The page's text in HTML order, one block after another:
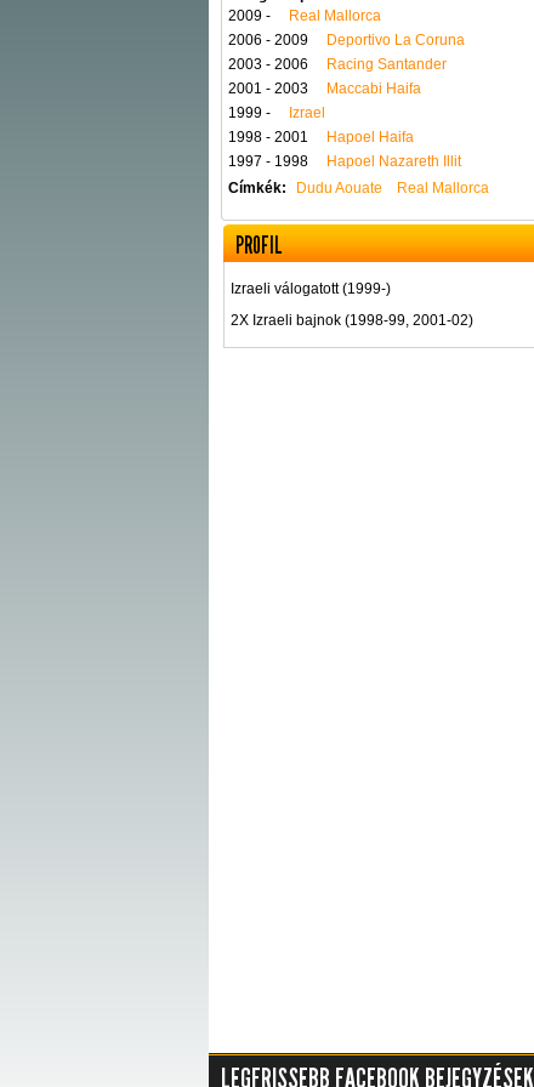
2009 -
Real Mallorca
2006 - 2009
Deportivo La Coruna
2003 - 2006
Racing Santander
2001 - 2003
Maccabi Haifa
1999 -
Izrael
1998 - 2001
Hapoel Haifa
1997 - 1998
Hapoel Nazareth Illit
Címkék:
Dudu Aouate Real Mallorca
PROFIL
Izraeli válogatott (1999-)
2X Izraeli bajnok (1998-99, 2001-02)
LEGFRISSEBB FACEBOOK BEJEGYZÉSEK